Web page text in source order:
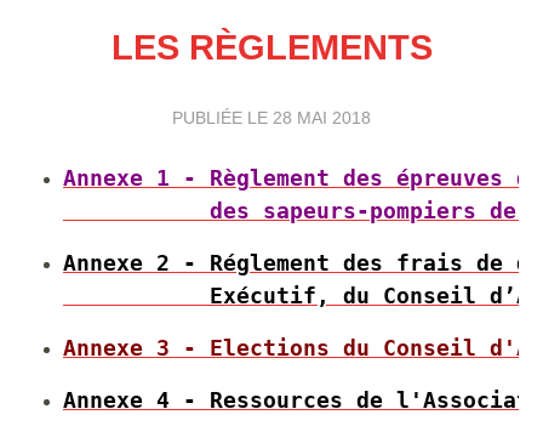
LES RÈGLEMENTS
PUBLIÉE LE 28 MAI 2018
Annexe 1 - Règlement des épreuves
des sapeurs-pompiers de
Annexe 2 - Réglement des frais de
Exécutif, du Conseil
Annexe 3 - Elections du Conseil
Annexe 4 - Ressources de